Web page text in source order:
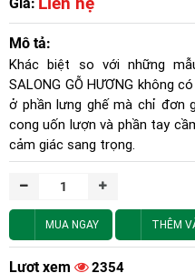
Mô tả:
Khác biệt so với những
SALONG GỖ HƯƠNG không
ở phần lưng ghế mà chỉ đơn
cong uốn lượn và phần tay
cảm giác sang trọng.
MUA NGAY THÊM
Lượt xem 2354